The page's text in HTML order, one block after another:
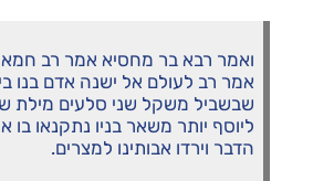
ואמר רבא בר מחסיא אמר רב חמא
אמר רב לעולם אל ישנה אדם בנו
שבשביל משקל שני סלעים מילת
ליוסף יותר משאר בניו נתקנאו בו
הדבר וירדו אבותינו למצרים.